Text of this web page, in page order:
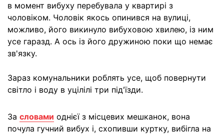
в момент вибуху перебувала у квартирі з
чоловіком. Чоловік якось опинився на вулиці,
можливо, його викинуло вибуховою хвилею, із ним
усе гаразд. А ось із його дружиною поки що немає
зв'язку.
Зараз комунальники роблять усе, щоб повернути
світло і воду в уцілілі три під'їзди.
За словами однієї з місцевих мешканок, вона
почула гучний вибух і, схопивши куртку, вибігла на